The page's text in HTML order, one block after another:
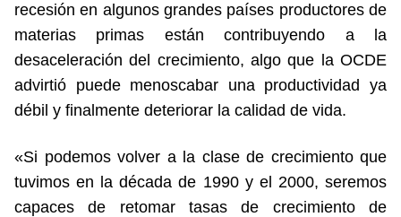
recesión en algunos grandes países productores de
materias primas están contribuyendo a la
desaceleración del crecimiento, algo que la OCDE
advirtió puede menoscabar una productividad ya
débil y finalmente deteriorar la calidad de vida.
«Si podemos volver a la clase de crecimiento que
tuvimos en la década de 1990 y el 2000, seremos
capaces de retomar tasas de crecimiento de